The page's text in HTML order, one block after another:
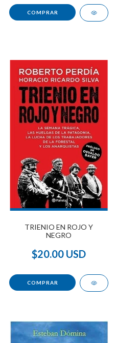
TRIENIO EN ROJO Y
NEGRO
$20.00 USD